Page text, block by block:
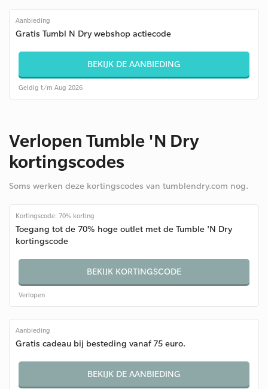
Aanbieding
Gratis Tumbl N Dry webshop actiecode
BEKIJK DE AANBIEDING
Geldig t/m Aug 2026
Verlopen Tumble 'N Dry
kortingscodes
Soms werken deze kortingscodes van tumblendry.com nog.
Kortingscode: 70% korting
Toegang tot de 70% hoge outlet met de Tumble 'N Dry
kortingscode
BEKIJK KORTINGSCODE
Verlopen
Aanbieding
Gratis cadeau bij besteding vanaf 75 euro.
BEKIJK DE AANBIEDING